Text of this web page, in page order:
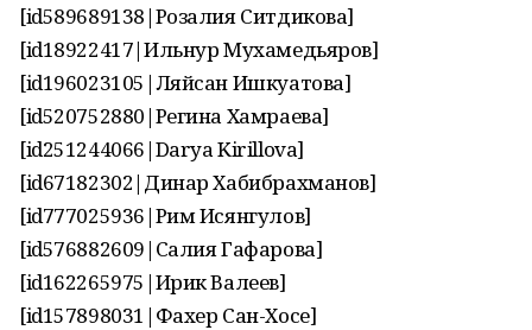
[id589689138|Розалия Ситдикова]
[id18922417|Ильнур Мухамедьяров]
[id196023105|Ляйсан Ишкуатова]
[id520752880|Регина Хамраева]
[id251244066|Darya Kirillova]
[id67182302|Динар Хабибрахманов]
[id777025936|Рим Исянгулов]
[id576882609|Салия Гафарова]
[id162265975|Ирик Валеев]
[id157898031|Фахер Сан-Хосе]